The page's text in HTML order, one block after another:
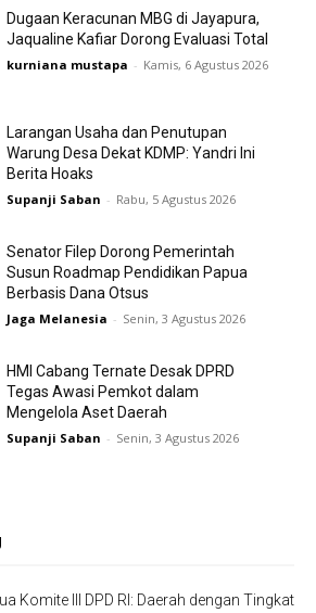
Dugaan Keracunan MBG di Jayapura,
Jaqualine Kafiar Dorong Evaluasi Total
kurniana mustapa - Kamis, 6 Agustus 2026
Larangan Usaha dan Penutupan
Warung Desa Dekat KDMP: Yandri Ini
Berita Hoaks
Supanji Saban - Rabu, 5 Agustus 2026
Senator Filep Dorong Pemerintah
Susun Roadmap Pendidikan Papua
Berbasis Dana Otsus
Jaga Melanesia - Senin, 3 Agustus 2026
HMI Cabang Ternate Desak DPRD
Tegas Awasi Pemkot dalam
Mengelola Aset Daerah
Supanji Saban - Senin, 3 Agustus 2026
Komite III DPD RI: Daerah dengan Tingkat